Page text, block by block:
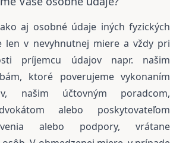
aj osobné údaje iných fyzických
len v nevyhnutnej miere a vždy pri
príjemcu údajov napr. našim
ktoré poverujeme vykonaním
našim účtovným poradcom,
alebo poskytovateľom
alebo podpory, vrátane